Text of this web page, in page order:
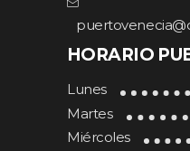
HORARIO
Lunes
Martes
Miércoles